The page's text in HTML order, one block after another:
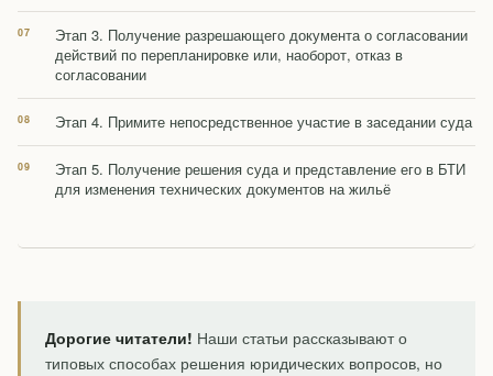
Этап 3. Получение разрешающего документа о согласовании
действий по перепланировке или, наоборот, отказ в
согласовании
Этап 4. Примите непосредственное участие в заседании суда
Этап 5. Получение решения суда и представление его в БТИ
для изменения технических документов на жильё
Дорогие читатели! Наши статьи рассказывают о
типовых способах решения юридических вопросов, но